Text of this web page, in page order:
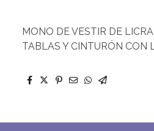
MONO DE VESTIR DE
TABLAS Y CINTURÓN CON